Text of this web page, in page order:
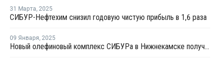
31 Марта, 2025
СИБУР-Нефтехим снизил годовую чистую прибыль в 1,6 раза
09 Января, 2025
Новый олефиновый комплекс СИБУРа в Нижнекамске получил первые тонны пропилена